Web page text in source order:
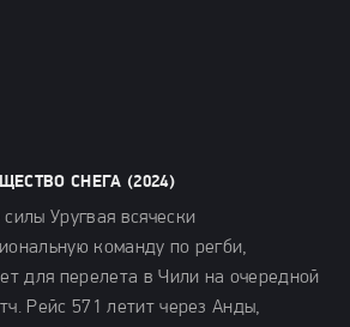
СНЕГА (2024)
Уругвая всячески
команду по регби,
для перелета в Чили на очередной
Рейс 571 летит через Анды,